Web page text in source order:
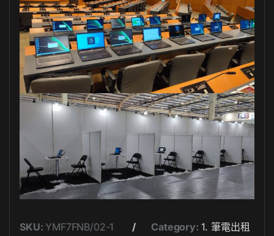
SKU: YMF7FNB/02-1 Category: 1. 筆電出租